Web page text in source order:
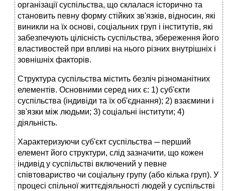
організації суспільства, що склалася історично та
становить певну форму стійких зв'язків, відносин, які
виникли на їх основі, соціальних груп і інститутів, які
забезпечують цілісність суспільства, збереження його
властивостей при впливі на нього різних внутрішніх і
зовнішніх факторів.
Структура суспільства містить безліч різноманітних
елементів. Основними серед них є: 1) суб'єкти
суспільства (індивіди та їх об'єднання); 2) взаємини і
зв'язки між людьми; 3) соціальні інститути; 4)
діяльність.
Характеризуючи суб'єкт суспільства ─ перший
елемент його структури, слід зазначити, що кожен
індивід у суспільстві включений у певне
співтовариство чи соціальну групу (або кілька груп). У
процесі спільної життєдіяльності людей у суспільстві